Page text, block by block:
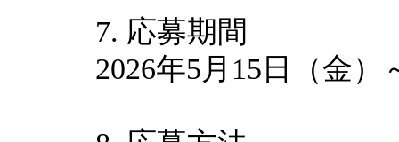
7. 応募期間
2026年5月15日（金）